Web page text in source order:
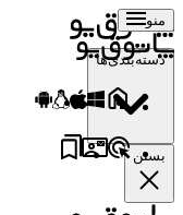
منو
دسته‌بندی‌ها
بستن